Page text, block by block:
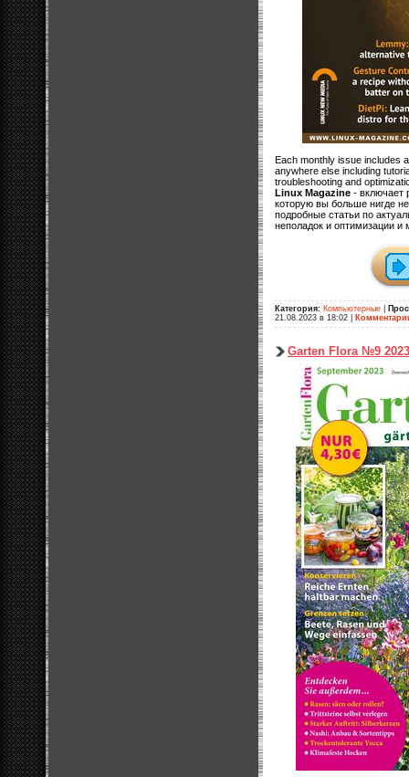
Each monthly issue includes
anywhere else including
troubleshooting and
Linux Magazine - включает
которую вы больше нигде
подробные статьи по
неполадок и оптимизации и
Категория: Компьютерные
21.08.2023 в 18:02
Garten Flora №9 2023